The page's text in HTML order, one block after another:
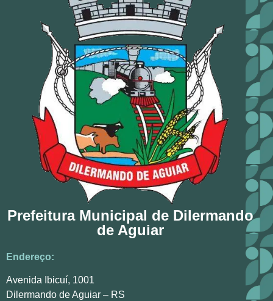
Prefeitura Municipal de Dilermando
de Aguiar
Endereço:
Avenida Ibicuí, 1001
Dilermando de Aguiar – RS